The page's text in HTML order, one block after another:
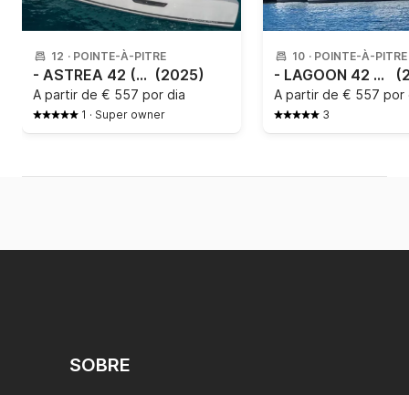
12 · POINTE-À-PITRE
- ASTREA 42 (4 CAB + 2 / 4 SDB) (2025)
A partir de € 557 por dia
1 · Super owner
10 · POINTE-À-PITRE
- LAGOON 42 2025
A partir de € 557 por
3
SOBRE